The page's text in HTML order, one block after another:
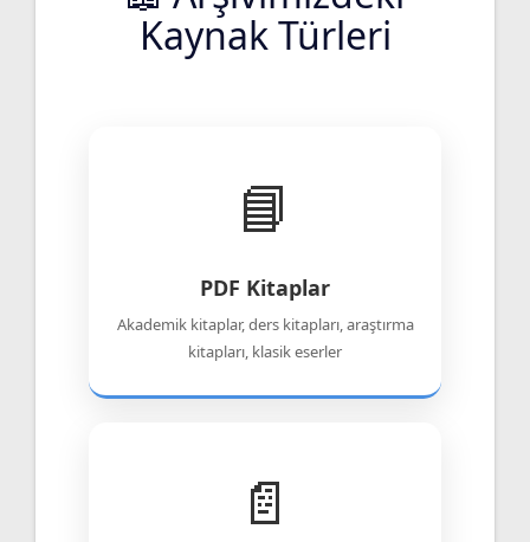
Kaynak Türleri
📘
PDF Kitaplar
Akademik kitaplar, ders kitapları, araştırma
kitapları, klasik eserler
📄